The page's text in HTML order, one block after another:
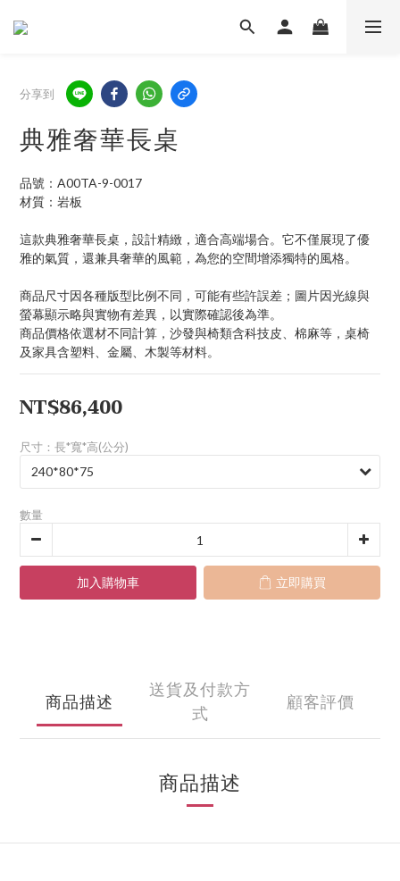
分享到
典雅奢華長桌
品號：A00TA-9-0017
材質：岩板
這款典雅奢華長桌，設計精緻，適合高端場合。它不僅展現了優
雅的氣質，還兼具奢華的風範，為您的空間增添獨特的風格。
商品尺寸因各種版型比例不同，可能有些許誤差；圖片因光線與
螢幕顯示略與實物有差異，以實際確認後為準。
商品價格依選材不同計算，沙發與椅類含科技皮、棉麻等，桌椅
及家具含塑料、金屬、木製等材料。
NT$86,400
尺寸：長*寬*高(公分)
數量
加入購物車 立即購買
商品描述
送貨及付款方
式
顧客評價
商品描述